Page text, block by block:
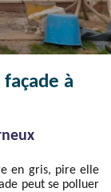
à
en gris, pire elle
peut se polluer